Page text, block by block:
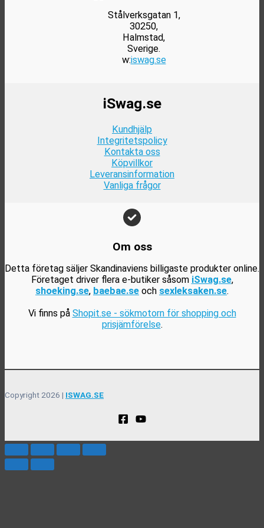
Stålverksgatan 1,
30250,
Halmstad,
Sverige.
w:iswag.se
iSwag.se
Kundhjälp
Integritetspolicy
Kontakta oss
Köpvillkor
Leveransinformation
Vanliga frågor
Om oss
Detta företag säljer Skandinaviens billigaste produkter online.
Företaget driver flera e-butiker såsom iSwag.se,
shoeking.se, baebae.se och sexleksaken.se.
Vi finns på Shopit.se - sökmotorn för shopping och
prisjämförelse.
Copyright 2026 | ISWAG.SE